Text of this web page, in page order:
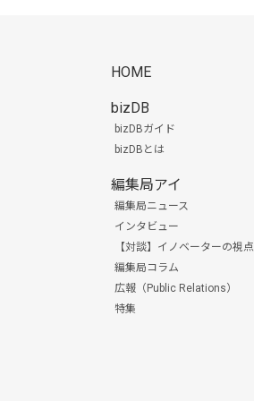
HOME
bizDB
bizDBガイド
bizDBとは
編集局アイ
編集局ニュース
インタビュー
【対談】イノベーターの視点
編集局コラム
広報（Public Relations）
特集